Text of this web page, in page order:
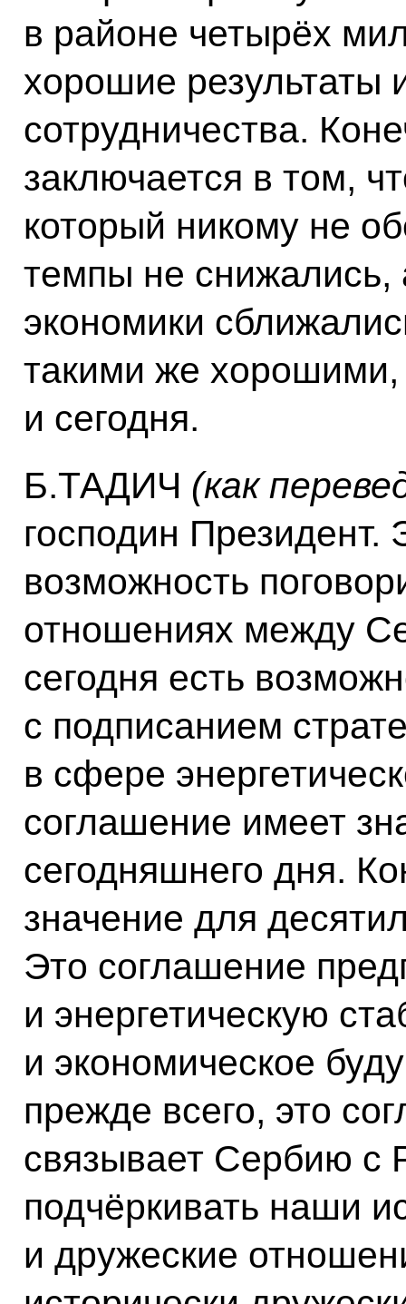
в районе четырёх
хорошие результаты
сотрудничества.
заключается в том,
который никому не
темпы не снижались,
экономики
такими же хорошими,
и сегодня.
Б.ТАДИЧ (как
господин
возможность
отношениях между
сегодня есть
с подписанием
в сфере
соглашение имеет
сегодняшнего дня.
значение для
Это соглашение
и энергетическую
и экономическое
прежде всего, это
связывает Сербию с
подчёркивать наши
и дружеские